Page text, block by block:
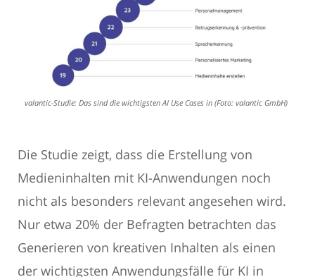
valantic-Studie: Das sind die wichtigsten AI Use Cases in (Foto: valantic GmbH)
Die Studie zeigt, dass die Erstellung von
Medieninhalten mit KI-Anwendungen noch
nicht als besonders relevant angesehen wird.
Nur etwa 20% der Befragten betrachten das
Generieren von kreativen Inhalten als einen
der wichtigsten Anwendungsfälle für KI in